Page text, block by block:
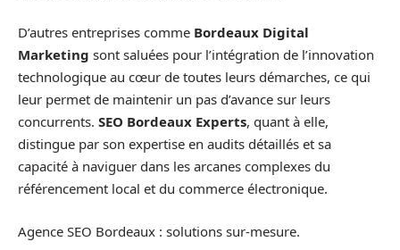
D’autres entreprises comme Bordeaux Digital
Marketing sont saluées pour l’intégration de l’innovation
technologique au cœur de toutes leurs démarches, ce qui
leur permet de maintenir un pas d’avance sur leurs
concurrents. SEO Bordeaux Experts, quant à elle,
distingue par son expertise en audits détaillés et sa
capacité à naviguer dans les arcanes complexes du
référencement local et du commerce électronique.
Agence SEO Bordeaux : solutions sur-mesure.